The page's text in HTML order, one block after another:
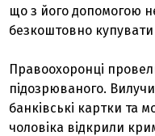
що з його допомогою
безкоштовно
Правоохоронці
підозрюваного.
банківські картки та
чоловіка відкрили